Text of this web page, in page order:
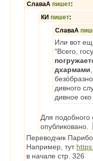
СлаваА пишет:
КИ пишет:
СлаваА
Или вот
"Всего,
дхармами
дивного
дивное
Для подобного
опубликовано.
Переводчик
Например, тут
в начале стр. 326